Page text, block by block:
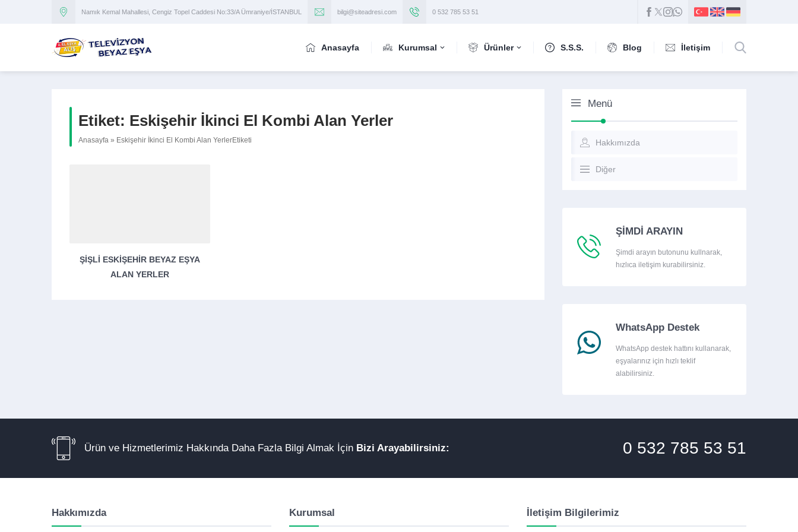
Namık Kemal Mahallesi, Cengiz Topel Caddesi No:33/A Ümraniye/İSTANBUL bilgi@siteadresi.com 0 532 785 53 51
Anasayfa Kurumsal Ürünler S.S.S. Blog İletişim
Etiket: Eskişehir İkinci El Kombi Alan Yerler
Anasayfa » Eskişehir İkinci El Kombi Alan YerlerEtiketi
ŞIŞLI ESKIŞEHIR BEYAZ EŞYA
ALAN YERLER
Menü
Hakkımızda
Diğer
ŞİMDİ ARAYIN
Şimdi arayın butonunu kullnarak,
hızlıca iletişim kurabilirsiniz.
WhatsApp Destek
WhatsApp destek hattını kullanarak,
eşyalarınız için hızlı teklif
alabilirsiniz.
Ürün ve Hizmetlerimiz Hakkında Daha Fazla Bilgi Almak İçin Bizi Arayabilirsiniz: 0 532 785 53 51
Hakkımızda Kurumsal İletişim Bilgilerimiz